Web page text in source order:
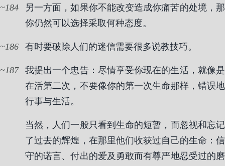
184
另一方面，如果你不能改变造成你痛苦的处境，那
你仍然可以选择采取何种态度。
186 有时要破除人们的迷信需要很多说教技巧。
187
我提出一个忠告：尽情享受你现在的生活，就像是
在活第二次，不要像你的第一次生命那样，错误地
行事与生活。
当然，人们一般只看到生命的短暂，而忽视和忘记
了过去的辉煌，在那里他们收获过自己的生命：信
守的诺言、付出的爱及勇敢而有尊严地忍受过的磨